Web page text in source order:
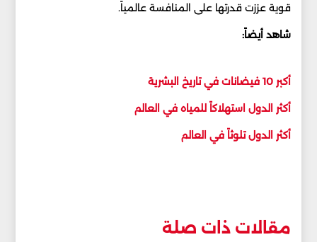
قوية عززت قدرتها على المنافسة عالمياً.
شاهد أيضاً:
أكبر 10 فيضانات في تاريخ البشرية
أكثر الدول استهلاكاً للمياه في العالم
أكثر الدول تلوثاً في العالم
مقالات ذات صلة